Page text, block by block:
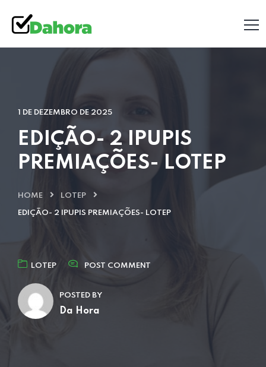
1 DE DEZEMBRO DE 2025
EDIÇÃO- 2 IPUPIS
PREMIAÇÕES- LOTEP
HOME LOTEP
EDIÇÃO- 2 IPUPIS PREMIAÇÕES- LOTEP
LOTEP POST COMMENT
POSTED BY
Da Hora